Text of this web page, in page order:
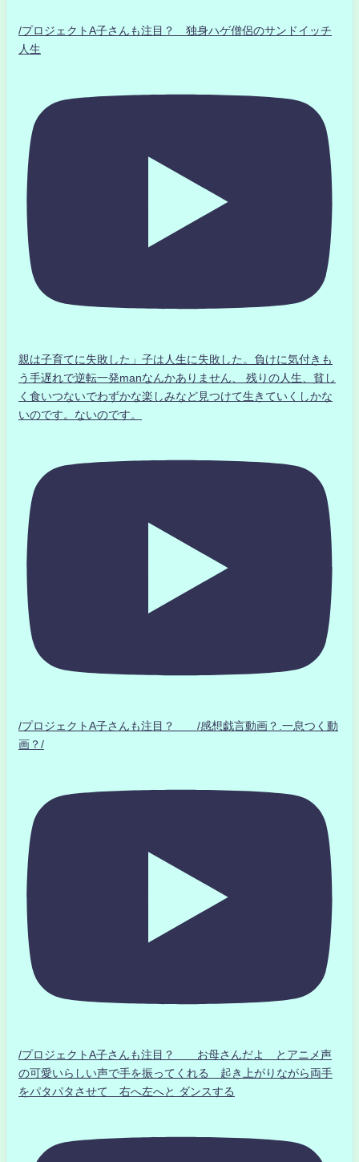
/プロジェクトA子さんも注目？ 独身ハゲ僧侶のサンドイッチ
人生
親は子育てに失敗した」子は人生に失敗した。負けに気付きも
う手遅れで逆転一発manなんかありません、 残りの人生、貧し
く食いつないでわずかな楽しみなど見つけて生きていくしかな
いのです。ないのです。
/プロジェクトA子さんも注目？ /感想戯言動画？.一息つく動
画？/
/プロジェクトA子さんも注目？ お母さんだよ とアニメ声
の可愛いらしい声で手を振ってくれる 起き上がりながら両手
をパタパタさせて 右へ左へと ダンスする